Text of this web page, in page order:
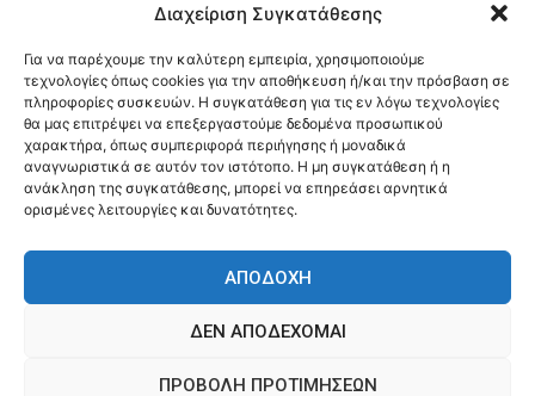
Διαχείριση Συγκατάθεσης
Για να παρέχουμε την καλύτερη εμπειρία, χρησιμοποιούμε
τεχνολογίες όπως cookies για την αποθήκευση ή/και την πρόσβαση σε
πληροφορίες συσκευών. Η συγκατάθεση για τις εν λόγω τεχνολογίες
θα μας επιτρέψει να επεξεργαστούμε δεδομένα προσωπικού
χαρακτήρα, όπως συμπεριφορά περιήγησης ή μοναδικά
αναγνωριστικά σε αυτόν τον ιστότοπο. Η μη συγκατάθεση ή η
ανάκληση της συγκατάθεσης, μπορεί να επηρεάσει αρνητικά
ορισμένες λειτουργίες και δυνατότητες.
ΑΠΟΔΟΧΉ
ΔΕΝ ΑΠΟΔΈΧΟΜΑΙ
ΠΡΟΒΟΛΉ ΠΡΟΤΙΜΉΣΕΩΝ
Πολιτική Απορρήτου
ΕΠΙΚΟΙΝΩΝΙΑ
YOUTUBE